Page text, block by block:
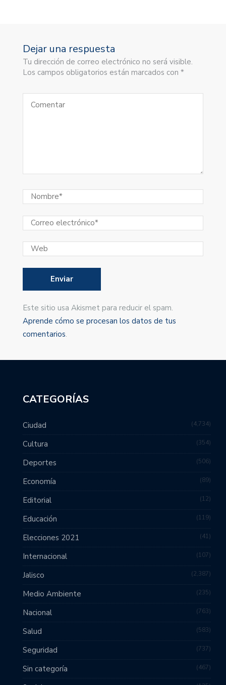
Dejar una respuesta
Tu dirección de correo electrónico no será visible.
Los campos obligatorios están marcados con *
Este sitio usa Akismet para reducir el spam.
Aprende cómo se procesan los datos de tus
comentarios.
CATEGORÍAS
Ciudad 4,734
Cultura 354
Deportes 506
Economía 89
Editorial 12
Educación 119
Elecciones 2021 41
Internacional 107
Jalisco 2,387
Medio Ambiente 235
Nacional 763
Salud 583
Seguridad 737
Sin categoría 467